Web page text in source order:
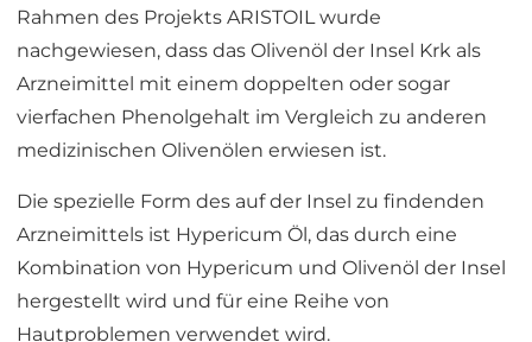
Rahmen des Projekts ARISTOIL wurde
nachgewiesen, dass das Olivenöl der Insel Krk als
Arzneimittel mit einem doppelten oder sogar
vierfachen Phenolgehalt im Vergleich zu anderen
medizinischen Olivenölen erwiesen ist.
Die spezielle Form des auf der Insel zu findenden
Arzneimittels ist Hypericum Öl, das durch eine
Kombination von Hypericum und Olivenöl der Insel
hergestellt wird und für eine Reihe von
Hautproblemen verwendet wird.